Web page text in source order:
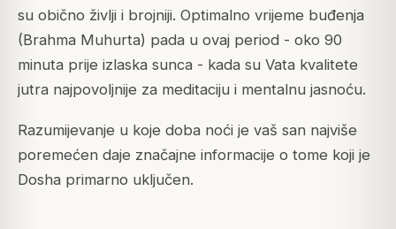
su obično življi i brojniji. Optimalno vrijeme buđenja
(Brahma Muhurta) pada u ovaj period - oko 90
minuta prije izlaska sunca - kada su Vata kvalitete
jutra najpovoljnije za meditaciju i mentalnu jasnoću.
Razumijevanje u koje doba noći je vaš san najviše
poremećen daje značajne informacije o tome koji je
Dosha primarno uključen.